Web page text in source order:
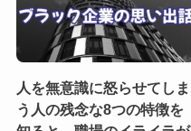
人を無意識に怒らせてしま
う人の残念な8つの特徴を